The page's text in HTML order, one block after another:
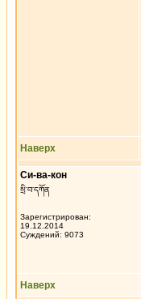
Наверх
Си-ва-кон
སྲི་བ་དཀོན
Зарегистрирован:
19.12.2014
Суждений: 9073
Наверх